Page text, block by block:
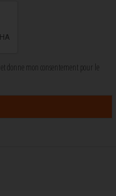
et donne mon consentement pour le